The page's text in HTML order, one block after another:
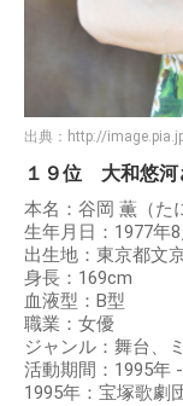
出典： http://
１９位 大和悠河
本名：谷岡 薫（た
生年月日：1977年8
出生地：東京都文
身長：169cm
血液型：B型
職業：女優
ジャンル：舞台、
活動期間：1995年 -
1995年：宝塚歌劇